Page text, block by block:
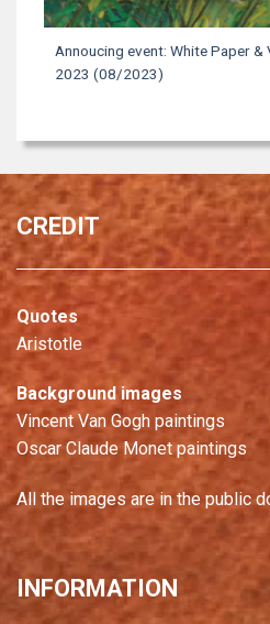
Annoucing event: White Paper &
2023 (08/2023)
CREDIT
Quotes
Aristotle
Background images
Vincent Van Gogh paintings
Oscar Claude Monet paintings
All the images are in the public
INFORMATION